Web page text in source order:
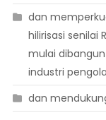
dan
hilirisasi senilai
mulai
industri
dan